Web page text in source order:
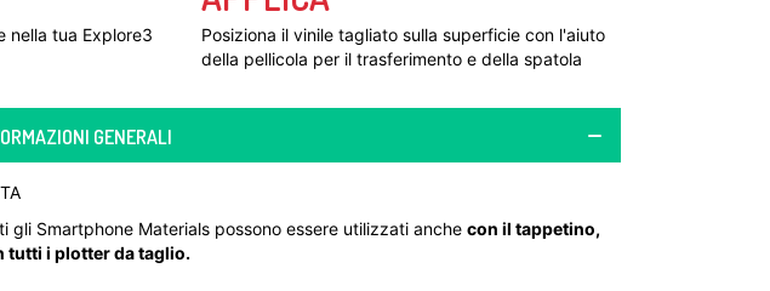
nella tua Explore3
Posiziona il vinile tagliato sulla superficie con l'aiuto
della pellicola per il trasferimento e della spatola
GENERALI
gli Smartphone Materials possono essere utilizzati anche con il tappetino,
tutti i plotter da taglio.